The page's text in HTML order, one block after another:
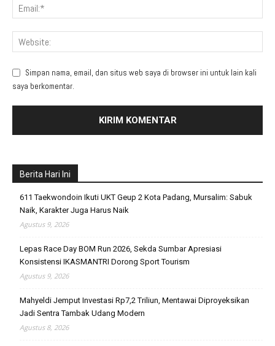
Simpan nama, email, dan situs web saya di browser ini untuk lain kali
saya berkomentar.
Berita Hari Ini
611 Taekwondoin Ikuti UKT Geup 2 Kota Padang, Mursalim: Sabuk
Naik, Karakter Juga Harus Naik
Agustus 9, 2026
Lepas Race Day BOM Run 2026, Sekda Sumbar Apresiasi
Konsistensi IKASMANTRI Dorong Sport Tourism
Agustus 9, 2026
Mahyeldi Jemput Investasi Rp7,2 Triliun, Mentawai Diproyeksikan
Jadi Sentra Tambak Udang Modern
Agustus 8, 2026